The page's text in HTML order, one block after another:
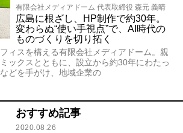
有限会社メディアドーム 代表取締役 森元 義晴
広島に根ざし、HP制作で約30年。
変わらぬ“使い手視点”で、AI時代の
ものづくりを切り拓く
ィスを構える有限会社メディアドーム。親
ックスとともに、設立から約30年にわたっ
どを手がけ、地域企業の
おすすめ記事
2020.08.26